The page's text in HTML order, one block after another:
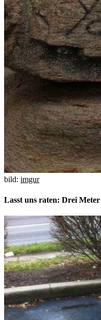
bild: imgur
Lasst uns raten: Drei